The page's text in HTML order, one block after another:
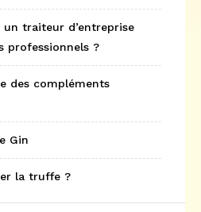
traiteur d’entreprise
professionnels ?
des compléments
Gin
la truffe ?